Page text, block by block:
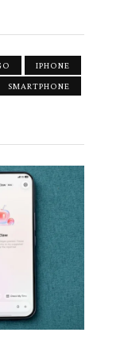
IPHONE
SMARTPHONE